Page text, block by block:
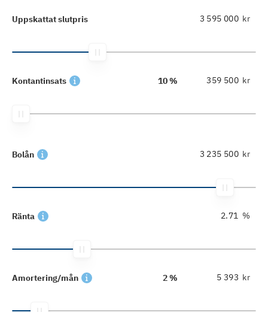
Uppskattat slutpris kr
Kontantinsats 10 % kr
Bolån kr
Ränta %
Amortering/mån 2 % kr